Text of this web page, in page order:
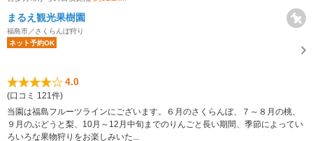
まるえ観光果樹園
福島市／さくらんぼ狩り
ネット予約OK
4.0
(口コミ 121件)
当園は福島フルーツラインにございます。６月のさくらんぼ、７～８月の桃、
９月のぶどうと梨、10月～12月中旬までのりんごと長い期間、季節によってい
ろいろな果物狩りをお楽しみいた...